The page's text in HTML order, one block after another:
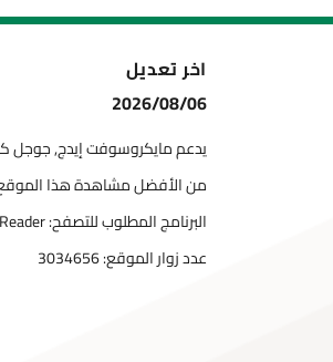
اخر تعديل
2026/08/06
يدعم مايكروسوفت إيدج,
من الأفضل مشاهدة هذا الموقع من
البرنامج المطلوب للتصفح: Adobe Reader
عدد زوار الموقع:3034656